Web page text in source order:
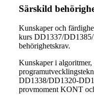
Särskild
Kunskaper och
kurs DD1337/
behörighetskrav.
Kunskaper i
DD1338/DD1320-
provmoment KONT